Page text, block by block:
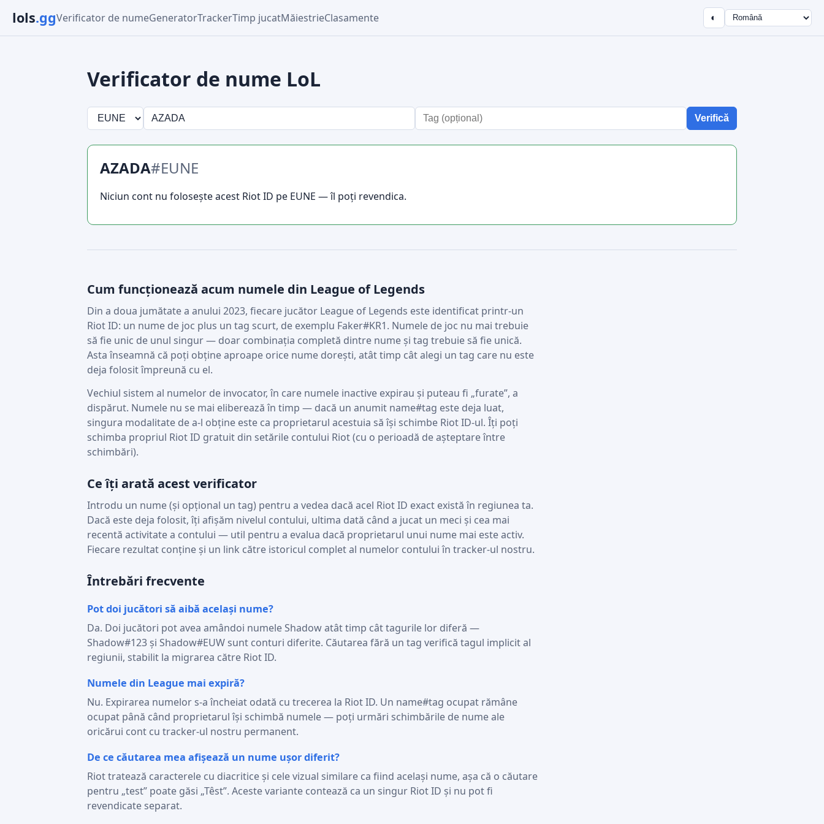
lols.ggVerificator de numeGeneratorTrackerTimp jucatMăiestrieClasamente ◐
Verificator de nume LoL
Verifică
AZADA#EUNE
Niciun cont nu folosește acest Riot ID pe EUNE — îl poți revendica.
Cum funcționează acum numele din League of Legends
Din a doua jumătate a anului 2023, fiecare jucător League of Legends este identificat printr-un
Riot ID: un nume de joc plus un tag scurt, de exemplu Faker#KR1. Numele de joc nu mai trebuie
să fie unic de unul singur — doar combinația completă dintre nume și tag trebuie să fie unică.
Asta înseamnă că poți obține aproape orice nume dorești, atât timp cât alegi un tag care nu este
deja folosit împreună cu el.
Vechiul sistem al numelor de invocator, în care numele inactive expirau și puteau fi „furate”, a
dispărut. Numele nu se mai eliberează în timp — dacă un anumit name#tag este deja luat,
singura modalitate de a-l obține este ca proprietarul acestuia să își schimbe Riot ID-ul. Îți poți
schimba propriul Riot ID gratuit din setările contului Riot (cu o perioadă de așteptare între
schimbări).
Ce îți arată acest verificator
Introdu un nume (și opțional un tag) pentru a vedea dacă acel Riot ID exact există în regiunea ta.
Dacă este deja folosit, îți afișăm nivelul contului, ultima dată când a jucat un meci și cea mai
recentă activitate a contului — util pentru a evalua dacă proprietarul unui nume mai este activ.
Fiecare rezultat conține și un link către istoricul complet al numelor contului în tracker-ul nostru.
Întrebări frecvente
Pot doi jucători să aibă același nume?
Da. Doi jucători pot avea amândoi numele Shadow atât timp cât tagurile lor diferă —
Shadow#123 și Shadow#EUW sunt conturi diferite. Căutarea fără un tag verifică tagul implicit al
regiunii, stabilit la migrarea către Riot ID.
Numele din League mai expiră?
Nu. Expirarea numelor s-a încheiat odată cu trecerea la Riot ID. Un name#tag ocupat rămâne
ocupat până când proprietarul își schimbă numele — poți urmări schimbările de nume ale
oricărui cont cu tracker-ul nostru permanent.
De ce căutarea mea afișează un nume ușor diferit?
Riot tratează caracterele cu diacritice și cele vizual similare ca fiind același nume, așa că o căutare
pentru „test” poate găsi „Têst”. Aceste variante contează ca un singur Riot ID și nu pot fi
revendicate separat.